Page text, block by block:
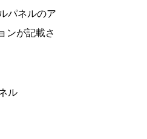
パネルのア
ンが記載さ